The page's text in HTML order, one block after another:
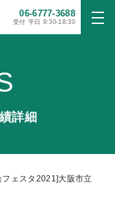
06-6777-3688
受付 平日 9:30-18:30
詳細
フェスタ2021]大阪市立